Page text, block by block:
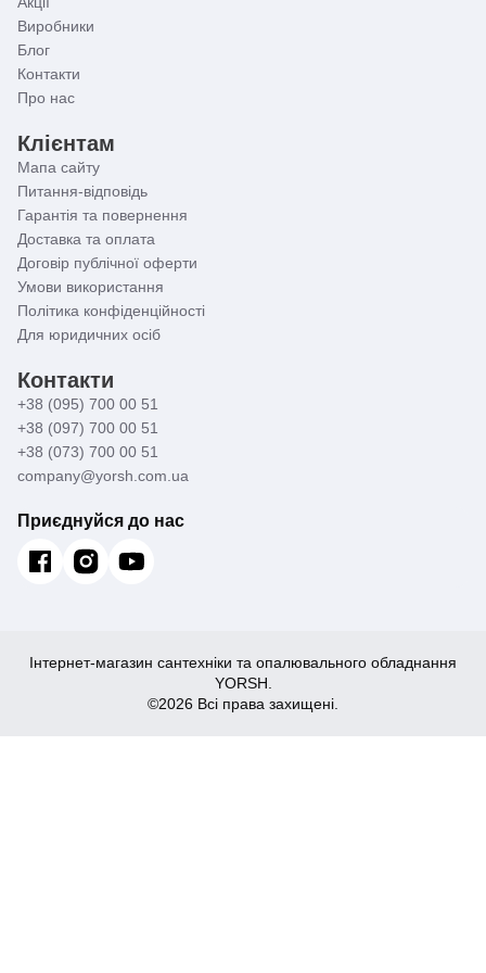
Виробники
Блог
Контакти
Про нас
Клієнтам
Мапа сайту
Питання-відповідь
Гарантія та повернення
Доставка та оплата
Договір публічної оферти
Умови використання
Політика конфіденційності
Для юридичних осіб
Контакти
+38 (095) 700 00 51
+38 (097) 700 00 51
+38 (073) 700 00 51
company@yorsh.com.ua
Приєднуйся до нас
Інтернет-магазин сантехніки та опалювального обладнання
YORSH.
©2026 Всі права захищені.